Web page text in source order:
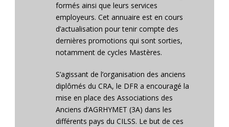
formés ainsi que leurs services
employeurs. Cet annuaire est en cours
d’actualisation pour tenir compte des
dernières promotions qui sont sorties,
notamment de cycles Mastères.
S’agissant de l’organisation des anciens
diplômés du CRA, le DFR a encouragé la
mise en place des Associations des
Anciens d’AGRHYMET (3A) dans les
différents pays du CILSS. Le but de ces